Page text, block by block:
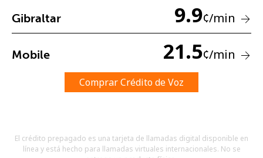
No se ha creado una contraseña
Una letra mayúscula y una minúscula
Un caracter especial
Gibraltar 9.9¢/min
Mobile 21.5¢/min
Comprar Crédito de Voz
El crédito prepagado es una tarjeta de llamadas digital disponible en
línea y está hecho para llamadas virtuales internacionales. No se